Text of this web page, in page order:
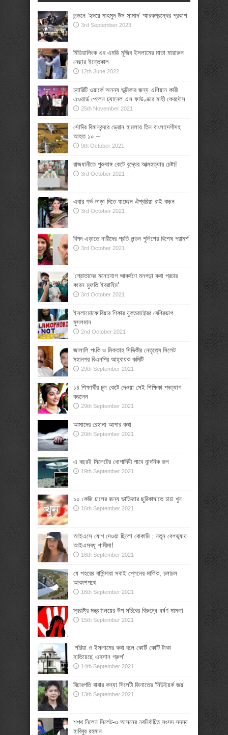
লন্ডনে ‘হৃদয়ে মাহমুদ উস সামাদ’ স্মারকগ্রন্থের প্রকাশ
3rd September 2023
মিডিয়ালিংক এর এমডি মুজিব ইসলামের মাতা মায়ারুন
নেছার ইন্তেকাল
12th June 2022
চ্যারিটি ওয়ার্কে অনন্য ভূমিকার জন্য এশিয়ান কারী
এওয়ার্ড পেলেন চ্যানেল এস ফাউণ্ডার মাহী ফেরদৌস
25th November 2021
সৌদির বিমানবন্দরে ড্রোন হামলায় তিন বাংলাদেশীসহ
আহত ১০ –
9th October 2021
রাজধানীতে পুরুষাঙ্গ কেটে বৃদ্ধের আত্মহত্যার চেষ্টা!
3rd October 2021
এবার গর্ভ ভাড়া দিতে যাচ্ছেন ঐশ্বরিয়া রাই বচ্চন
3rd October 2021
বিপদ এড়াতে নারীদের প্রতি লন্ডন পুলিশের বিশেষ পরামর্শ
3rd October 2021
‘শ্রোতাদের মনোযোগ আকর্ষণে মনগড়া কথা প্রচার
করেন মুফতি ইব্রাহিম’
3rd October 2021
ইসলামোফোবিয়ার শিকার যুক্তরাষ্ট্রের বেশিরভাগ
মুসলমান
2nd October 2021
জালালি পংকি ও মিফতাহ সিদ্দিকীর নেতৃত্বে সিলেট
মহানগর বিএনপির আহ্বায়ক কমিটি
29th September 2021
১৪ শিক্ষার্থীর চুল কেটে দেওয়া সেই শিক্ষিকা পদত্যাগ
করলেন
29th September 2021
আমাদের রেহানা আপার কথা
20th September 2021
এ বছরই সিলেটের ধোপাদিঘী পাবে নান্দনিক রূপ
19th September 2021
১০ কেজি চালের জন্য ভাতিজার ছুরিকাঘাতে চাচা খুন
16th September 2021
আইএসে যোগ দেওয়া ছিলো বোকামি : নতুন বেশভূষায়
আইএসবধূ শামীমা!
16th September 2021
যে শহরের বাসিন্দারা সবাই প্লেনের মালিক, চলাচল
আকাশপথে
16th September 2021
স্বরাষ্ট্র মন্ত্রণালয়ের উপ-সচিবের বিরুদ্ধে ধর্ষণ মামলা
15th September 2021
‘শরিয়া ও ইসলামের কথা বলে কোটি কোটি টাকা
হাতিয়েছে এহসান গ্রুপ’
14th September 2021
বিচারপতি বাবার কন্যা সিলেটী জিনাতের ‘নিউইয়র্ক জয়’
13th September 2021
শপথ নিলেন সিলেট-৩ আসনের নবনির্বাচিত সংসদ সদস্য
হাবিবুর রহমান